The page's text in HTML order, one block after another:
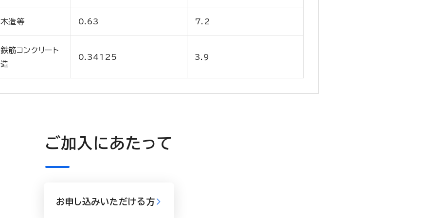
木造等 0.63 7.2
鉄筋コンクリート
造
0.34125 3.9
ご加入にあたって
お申し込みいただける方